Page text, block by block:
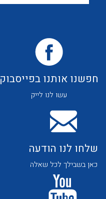
לכל מוצרי היצרן
חפשנו אותנו בפייסבוק
עשו לנו לייק
שלחו לנו הודעה
כאן בשבילך לכל שאלה